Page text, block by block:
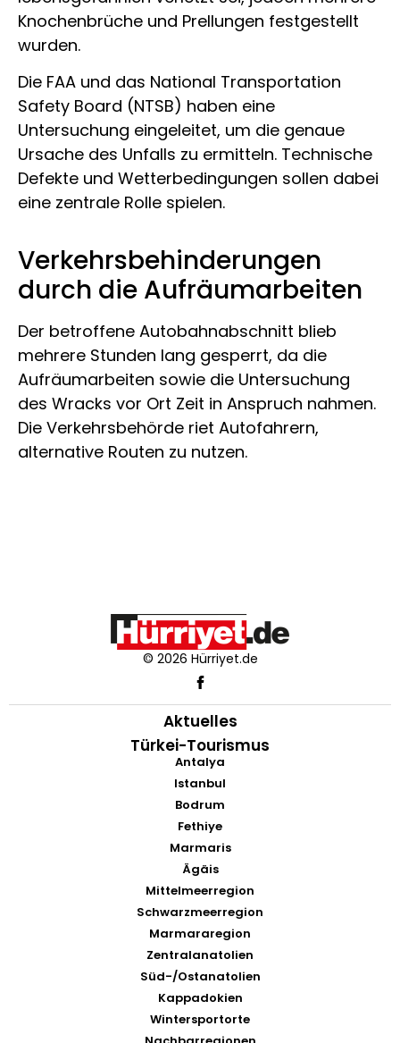
Knochenbrüche und Prellungen festgestellt
wurden.
Die FAA und das National Transportation
Safety Board (NTSB) haben eine
Untersuchung eingeleitet, um die genaue
Ursache des Unfalls zu ermitteln. Technische
Defekte und Wetterbedingungen sollen dabei
eine zentrale Rolle spielen.
Verkehrsbehinderungen
durch die Aufräumarbeiten
Der betroffene Autobahnabschnitt blieb
mehrere Stunden lang gesperrt, da die
Aufräumarbeiten sowie die Untersuchung
des Wracks vor Ort Zeit in Anspruch nahmen.
Die Verkehrsbehörde riet Autofahrern,
alternative Routen zu nutzen.
© 2026 Hürriyet.de
Aktuelles
Türkei-Tourismus
Antalya
Istanbul
Bodrum
Fethiye
Marmaris
Ägäis
Mittelmeerregion
Schwarzmeerregion
Marmararegion
Zentralanatolien
Süd-/Ostanatolien
Kappadokien
Wintersportorte